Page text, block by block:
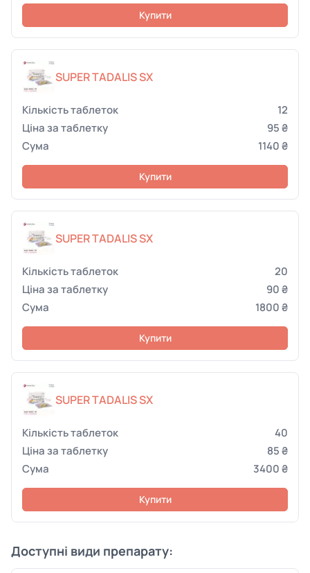
Купити
SUPER TADALIS SX
12
95 ₴
1140 ₴
Купити
SUPER TADALIS SX
20
90 ₴
1800 ₴
Купити
SUPER TADALIS SX
40
85 ₴
3400 ₴
Купити
Доступні види препарату: